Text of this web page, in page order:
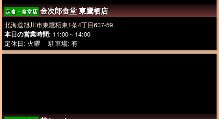
定食・食堂店 金次郎食堂 東鷹栖店
北海道旭川市東鷹栖東1条4丁目637-59
本日の営業時間: 11:00～14:00
定休日: 火曜 駐車場: 有